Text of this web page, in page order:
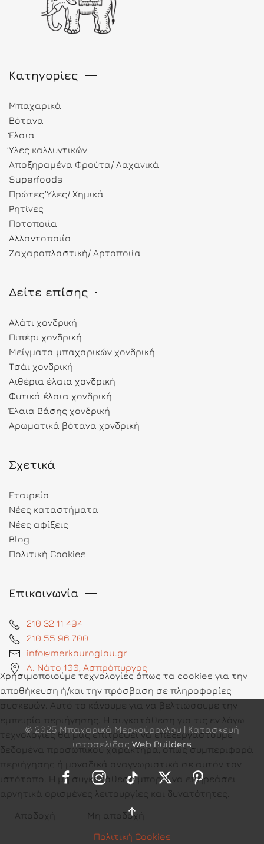
Κατηγορίες
Μπαχαρικά
Βότανα
Έλαια
Ύλες καλλυντικών
Αποξηραμένα Φρούτα/ Λαχανικά
Superfoods
Πρώτες Ύλες/ Χημικά
Ρητίνες
Ποτοποιία
Αλλαντοποιία
Ζαχαροπλαστική/ Αρτοποιία
Δείτε επίσης
Αλάτι χονδρική
Πιπέρι χονδρική
Μείγματα μπαχαρικών χονδρική
Τσάι χονδρική
Αιθέρια έλαια χονδρική
Φυτικά έλαια χονδρική
Έλαια Βάσης χονδρική
Αρωματικά βότανα χονδρική
Σχετικά
Εταιρεία
Νέες καταστήματα
Νέες αφίξεις
Blog
Πολιτική Cookies
Επικοινωνία
210 32 11 494
210 55 96 700
info@merkouroglou.gr
Λ. Νάτο 100, Ασπρόπυργος
© 2025 Μπαχαρικά Μερκούρογλου | Κατασκευή
ιστοσελίδας Web Builders
Χρησιμοποιούμε τεχνολογίες όπως τα cookies για την
αποθήκευση ή/και την πρόσβαση σε πληροφορίες
συσκευών. Αυτό το κάνουμε για να βελτιώσουμε την
εμπειρία περιήγησης. Η συγκατάθεση για τις εν λόγω
τεχνολογίες θα μας επιτρέψει να επεξεργαστούμε
δεδομένα προσωπικού χαρακτήρα, όπως συμπεριφορά
περιήγησης ή μοναδικά αναγνωριστικά σε αυτόν τον
ιστότοπο. Η μη συγκατάθεση μπορεί να επηρεάσει
αρνητικά ορισμένες λειτουργίες και δυνατότητες.
Αποδοχή
Μη αποδοχή
Πολιτική Cookies